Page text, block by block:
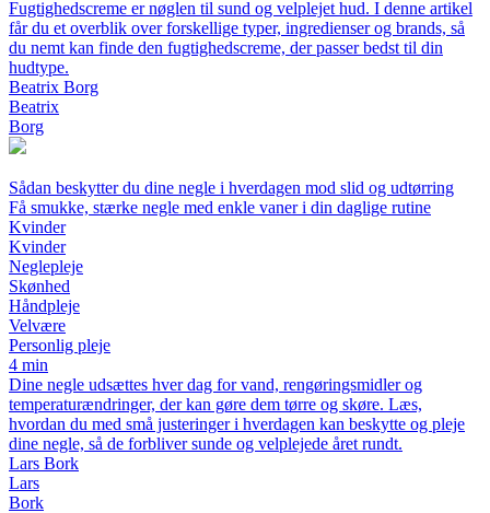
Fugtighedscreme er nøglen til sund og velplejet hud. I denne artikel
får du et overblik over forskellige typer, ingredienser og brands, så
du nemt kan finde den fugtighedscreme, der passer bedst til din
hudtype.
Beatrix Borg
Beatrix
Borg
Sådan beskytter du dine negle i hverdagen mod slid og udtørring
Få smukke, stærke negle med enkle vaner i din daglige rutine
Kvinder
Kvinder
Neglepleje
Skønhed
Håndpleje
Velvære
Personlig pleje
4 min
Dine negle udsættes hver dag for vand, rengøringsmidler og
temperaturændringer, der kan gøre dem tørre og skøre. Læs,
hvordan du med små justeringer i hverdagen kan beskytte og pleje
dine negle, så de forbliver sunde og velplejede året rundt.
Lars Bork
Lars
Bork